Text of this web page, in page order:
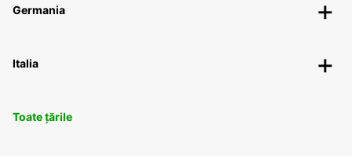
Germania
Italia
Toate țările